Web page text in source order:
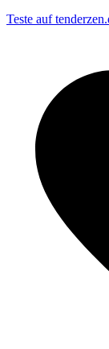
Teste auf